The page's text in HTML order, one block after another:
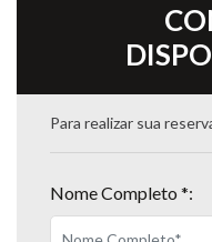
Para realizar sua
Nome Completo *: